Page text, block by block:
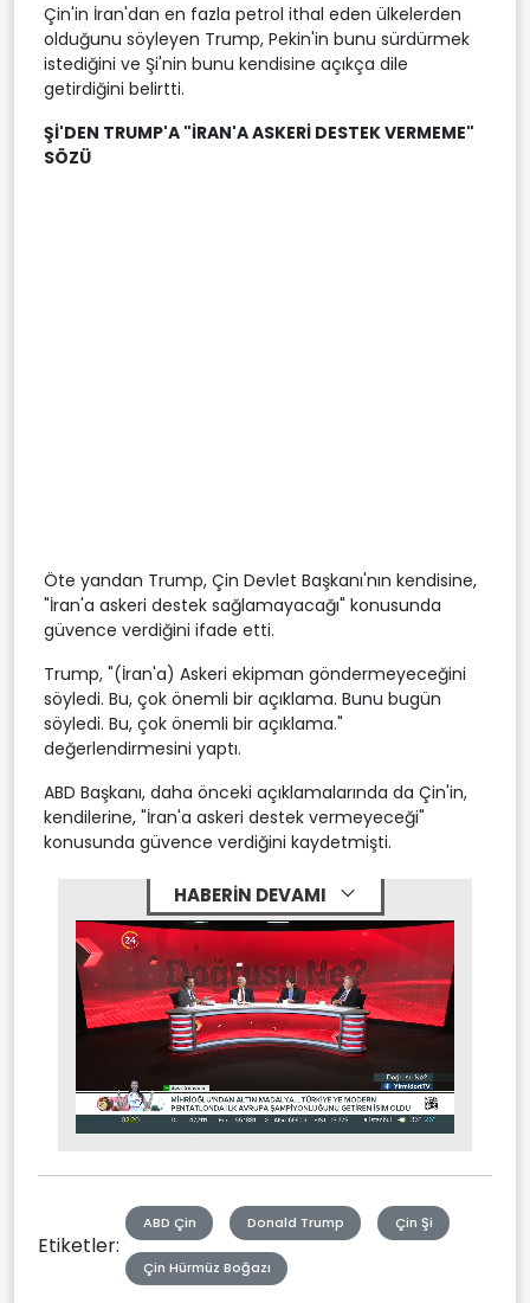
Çin'in İran'dan en fazla petrol ithal eden ülkelerden
olduğunu söyleyen Trump, Pekin'in bunu sürdürmek
istediğini ve Şi'nin bunu kendisine açıkça dile
getirdiğini belirtti.
Şİ'DEN TRUMP'A "İRAN'A ASKERİ DESTEK VERMEME"
SÖZÜ
Öte yandan Trump, Çin Devlet Başkanı'nın kendisine,
"İran'a askeri destek sağlamayacağı" konusunda
güvence verdiğini ifade etti.
Trump, "(İran'a) Askeri ekipman göndermeyeceğini
söyledi. Bu, çok önemli bir açıklama. Bunu bugün
söyledi. Bu, çok önemli bir açıklama."
değerlendirmesini yaptı.
ABD Başkanı, daha önceki açıklamalarında da Çin'in,
kendilerine, "İran'a askeri destek vermeyeceği"
konusunda güvence verdiğini kaydetmişti.
HABERİN DEVAMI
Mute Stream
Etiketler:
ABD Çin Donald Trump Çin Şi
Çin Hürmüz Boğazı